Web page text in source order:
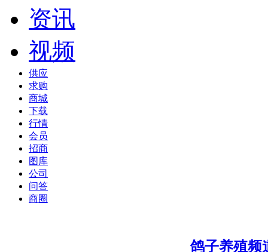
资讯
视频
供应
求购
商城
下载
行情
会员
招商
图库
公司
问答
商圈
鸽子养殖频